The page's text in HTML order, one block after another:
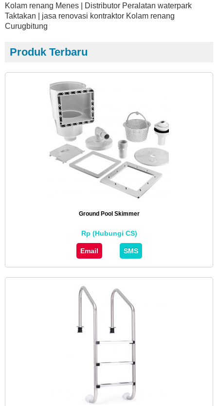
Kolam renang Menes | Distributor Peralatan waterpark
Taktakan | jasa renovasi kontraktor Kolam renang
Curugbitung
Produk Terbaru
Ground Pool Skimmer
Rp (Hubungi CS)
Email SMS